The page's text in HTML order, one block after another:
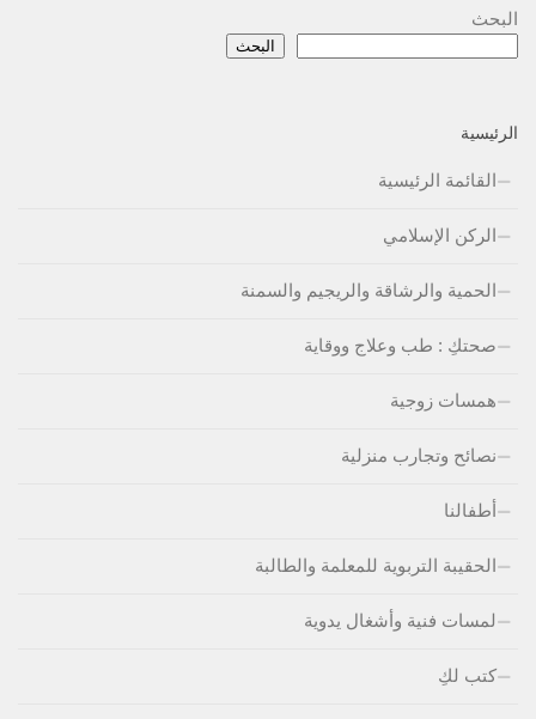
البحث
البحث
الرئيسية
القائمة الرئيسية
الركن الإسلامي
الحمية والرشاقة والريجيم والسمنة
صحتكِ : طب وعلاج ووقاية
همسات زوجية
نصائح وتجارب منزلية
أطفالنا
الحقيبة التربوية للمعلمة والطالبة
لمسات فنية وأشغال يدوية
كتب لكِ